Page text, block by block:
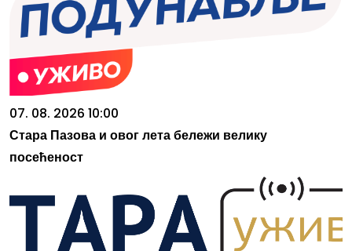
07. 08. 2026 10:00
Стара Пазова и овог лета бележи велику
посећеност